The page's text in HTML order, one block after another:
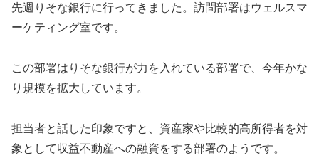
先週りそな銀行に行ってきました。訪問部署はウェルスマ
ーケティング室です。
この部署はりそな銀行が力を入れている部署で、今年かな
り規模を拡大しています。
担当者と話した印象ですと、資産家や比較的高所得者を対
象として収益不動産への融資をする部署のようです。